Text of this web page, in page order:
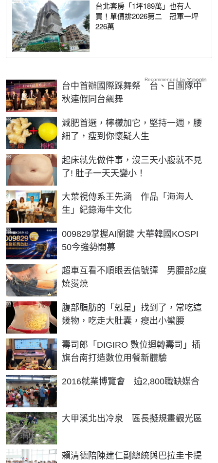
台北套房「1坪189萬」也有人
買！單價排2026第二 冠軍一坪
226萬
台中首辦國際踩舞祭 台、日團隊中
秋連假同台飆舞
減肥首選，檸檬加它，堅持一週，腰
細了，瘦到你懷疑人生
PR
起床就先做件事，沒三天小腹就不見
了! 肚子一天天變小！
PR
大葉視傳系王先涵 作品「海海人
生」紀錄海牛文化
009829掌握AI關鍵 大華韓國KOSPI
50今強勢開募
PR
超車互看不順眼丟信號彈 男腰部2度
燒燙燒
腹部脂肪的「剋星」找到了，常吃這
幾物，吃走大肚囊，瘦出小蠻腰
PR
壽司郎「DIGIRO 數位迴轉壽司」插
旗台南打造數位用餐新體驗
2016就業博覽會 逾2,800職缺媒合
大甲溪北出冷泉 區長擬規畫觀光區
賴清德陪陳建仁副總統與巴拉圭卡提
Recommended by